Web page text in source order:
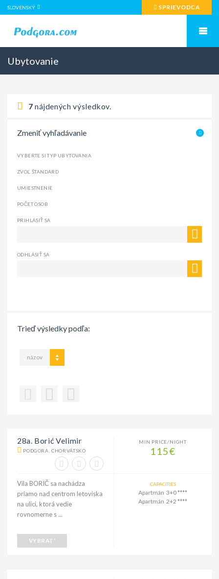
SLOVENSKÝ SPRIEVODCA
Ubytovanie
7 nájdených výsledkov.
Zmeniť vyhľadávanie
VYBERTE SI TYP UBYTOVANIA
ZVOĽ ŠTANDARD
UMIESTNENIE
POČET OSOB
PRIHLÁSIŤ SA
ODHLÁSIŤ SA
Trieď výsledky podľa:
názov
28a. Borić Velimir
PODGORA, CHORVÁTSKO
MIN PRICE/NIGHT
115€
Vila BORIČ sa nachádza
priamo nad centrom letoviska
na ulici, ktorá vedie
rovnomerne s ...
VYBRAT'
CAPACITIES
Apartmán 3+0 ****
Apartmán 2+2 ****